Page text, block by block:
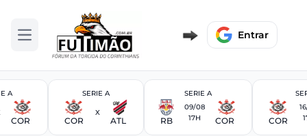
Abrir menu Entrar
A
COR
SERIE A
COR
X
ATL
SERIE A
RB
09/08
17H
COR COR